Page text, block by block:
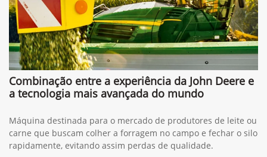
Combinação entre a experiência da John Deere e
a tecnologia mais avançada do mundo
Máquina destinada para o mercado de produtores de leite ou
carne que buscam colher a forragem no campo e fechar o silo
rapidamente, evitando assim perdas de qualidade.